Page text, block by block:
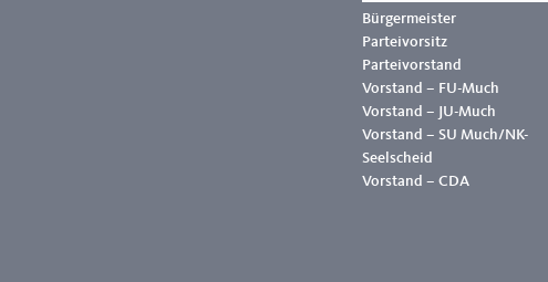
Bürgermeister
Parteivorsitz
Parteivorstand
Vorstand – FU-Much
Vorstand – JU-Much
Vorstand – SU Much/NK-
Seelscheid
Vorstand – CDA